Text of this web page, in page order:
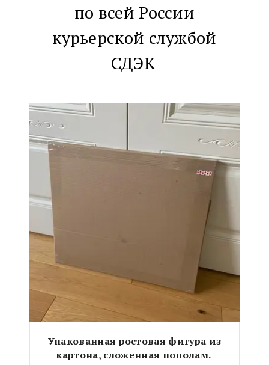
по всей России
курьерской службой
СДЭК
Упакованная ростовая фигура из
картона, сложенная пополам.